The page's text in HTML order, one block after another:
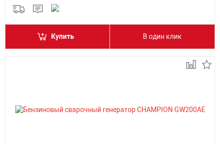
Купить В один клик